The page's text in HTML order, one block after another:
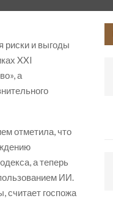
риски и выгоды
XXI
а
отметила, что
а теперь
ИИ.
считает госпожа